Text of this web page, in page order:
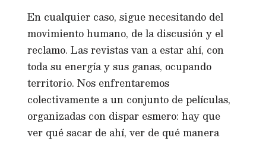
En cualquier caso, sigue necesitando del
movimiento humano, de la discusión y el
reclamo. Las revistas van a estar ahí, con
toda su energía y sus ganas, ocupando
territorio. Nos enfrentaremos
colectivamente a un conjunto de películas,
organizadas con dispar esmero: hay que
ver qué sacar de ahí, ver de qué manera